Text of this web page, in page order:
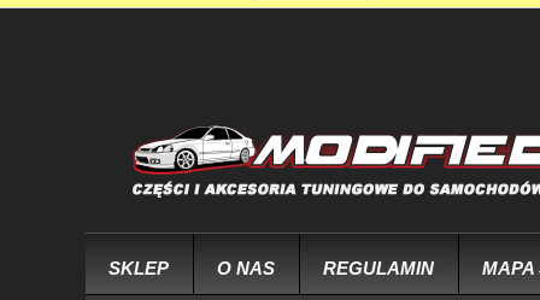
SKLEP O NAS REGULAMIN MAPA